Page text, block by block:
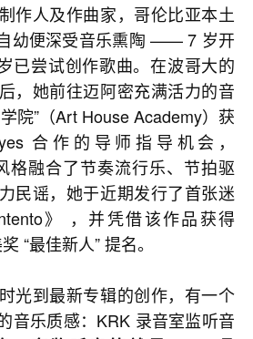
作人及作曲家，哥伦比亚本土
幼便深受音乐熏陶 —— 7 岁开
已尝试创作歌曲。在波哥大的
，她前往迈阿密充满活力的音
院”（Art House Academy）获
合作的导师指导机会，
格融合了节奏流行乐、节拍驱
民谣，她于近期发行了首张迷
》 ，并凭借该作品获得
“最佳新人” 提名。
光到最新专辑的创作，有一个
音乐质感：KRK 录音室监听音